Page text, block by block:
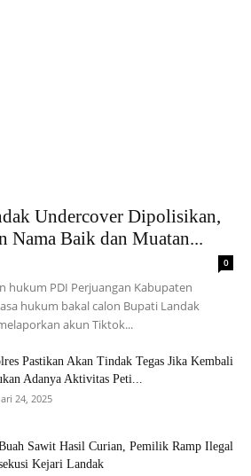
Undercover Dipolisikan,
Nama Baik dan Muatan...
0
hukum PDI Perjuangan Kabupaten
hukum bakal calon Bupati Landak
akun Tiktok...
Pastikan Akan Tindak Tegas Jika Kembali
Adanya Aktivitas Peti...
24, 2025
Sawit Hasil Curian, Pemilik Ramp Ilegal
Kejari Landak